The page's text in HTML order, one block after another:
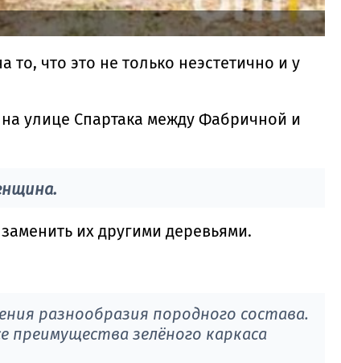
что это не только неэстетично и у
улице Спартака между Фабричной и
их другими деревьями.
разнообразия породного состава.
зелёного каркаса